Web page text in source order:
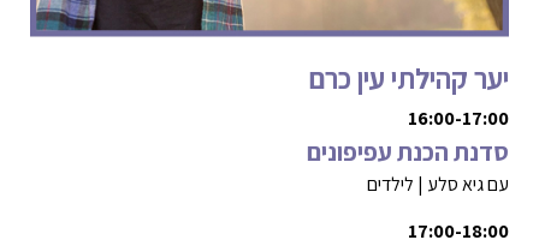
יער קהילתי עין כרם
16:00-17:00
סדנת הכנת עפיפונים
עם גיא סלע | לילדים
17:00-18:00